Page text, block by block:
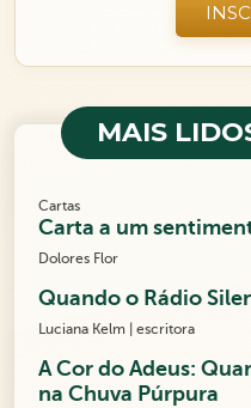
MAIS
Cartas
Carta a um
Dolores Flor
Quando o Rádio
Luciana Kelm | escritora
A Cor do Adeus:
na Chuva Púrpura